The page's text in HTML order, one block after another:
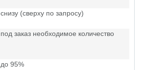
снизу (сверху по запросу)
под заказ необходимое количество
до 95%